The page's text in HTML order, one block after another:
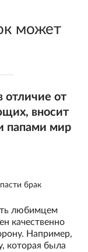
может
отличие от
вносит
папами мир
брак
любимцем
качественно
Например,
которая была